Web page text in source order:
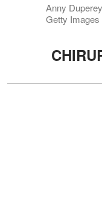
Anny
Getty Images